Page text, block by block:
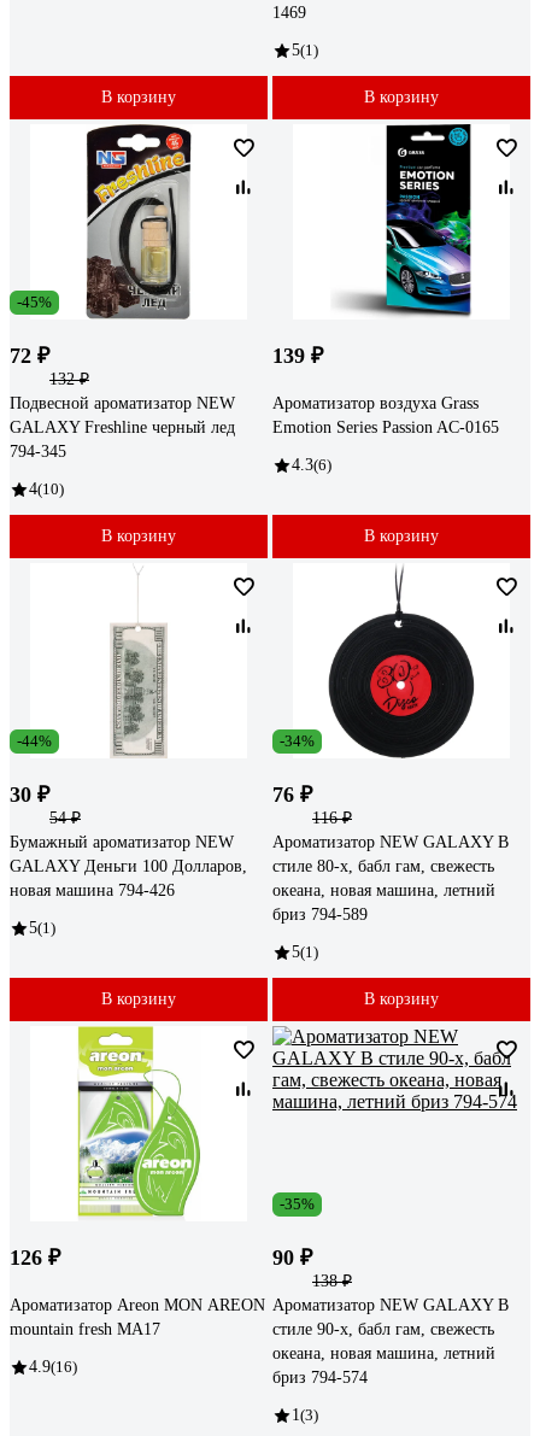
В корзину
1469
5(1)
В корзину
-45%
72 ₽
132 ₽
Подвесной ароматизатор NEW
GALAXY Freshline черный лед
794-345
4(10)
В корзину
139 ₽
Ароматизатор воздуха Grass
Emotion Series Passion AC-0165
4.3(6)
В корзину
-44%
30 ₽
54 ₽
Бумажный ароматизатор NEW
GALAXY Деньги 100 Долларов,
новая машина 794-426
5(1)
В корзину
-34%
76 ₽
116 ₽
Ароматизатор NEW GALAXY В
стиле 80-х, бабл гам, свежесть
океана, новая машина, летний
бриз 794-589
5(1)
В корзину
126 ₽
Ароматизатор Areon MON АREON
mountain fresh MA17
4.9(16)
-35%
90 ₽
138 ₽
Ароматизатор NEW GALAXY В
стиле 90-х, бабл гам, свежесть
океана, новая машина, летний
бриз 794-574
1 (3)